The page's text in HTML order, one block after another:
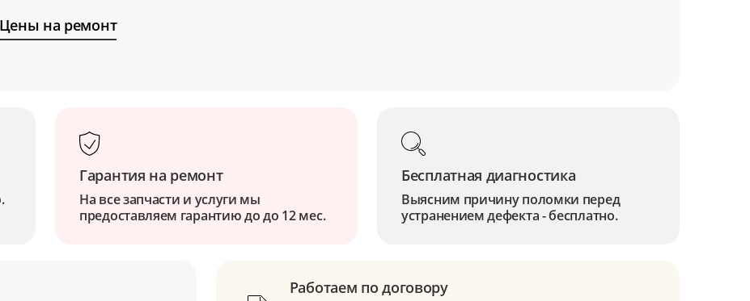
Цены на ремонт
Гарантия на ремонт
На все запчасти и услуги мы
предоставляем гарантию до до 12 мес.
Бесплатная диагностика
Выясним причину поломки перед
устранением дефекта - бесплатно.
Работаем по договору